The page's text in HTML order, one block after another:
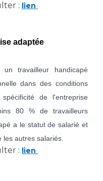
d'Infectiologie
: lien
adaptée
travailleur handicapé
dans des conditions
de l'entreprise
80 % de travailleurs
a le statut de salarié et
autres salariés.
: lien